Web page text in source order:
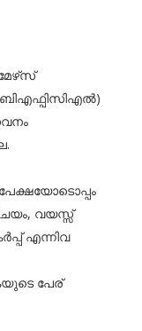
വയസ്സ്
എന്നിവ
പേര്